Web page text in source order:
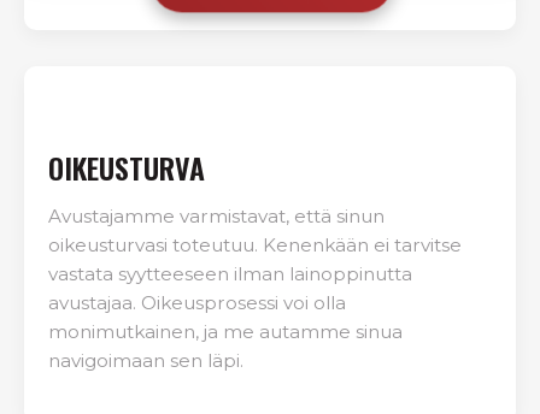
OIKEUSTURVA
Avustajamme varmistavat, että sinun
oikeusturvasi toteutuu. Kenenkään ei tarvitse
vastata syytteeseen ilman lainoppinutta
avustajaa. Oikeusprosessi voi olla
monimutkainen, ja me autamme sinua
navigoimaan sen läpi.